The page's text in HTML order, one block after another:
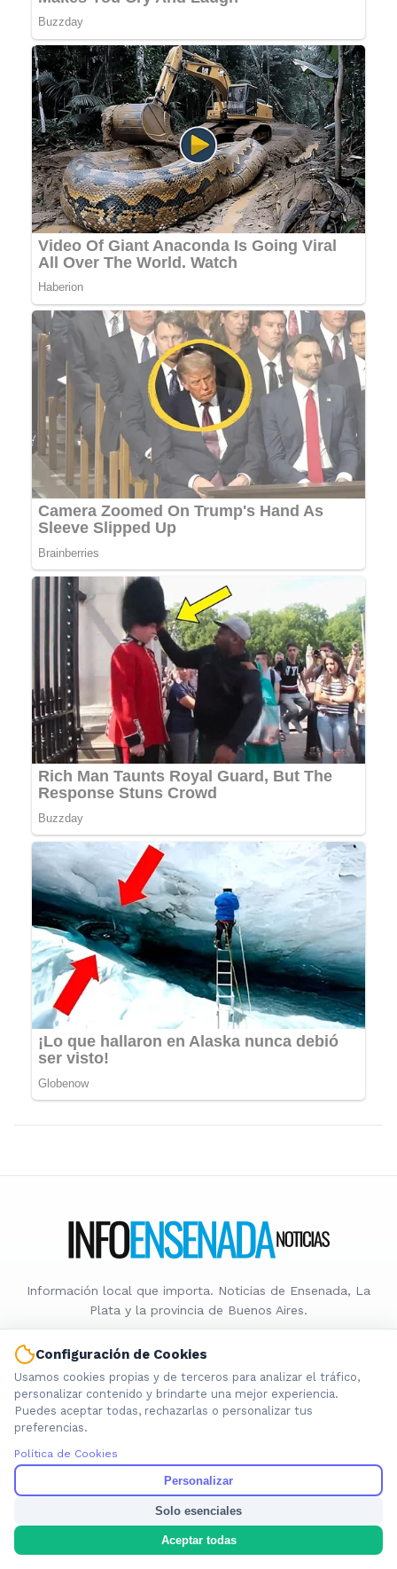
Información local que importa. Noticias de Ensenada, La
Plata y la provincia de Buenos Aires.
Nosotros
Términos
Política de Contenido
Configuración de Cookies
Usamos cookies propias y de terceros para analizar el tráfico,
personalizar contenido y brindarte una mejor experiencia.
Puedes aceptar todas, rechazarlas o personalizar tus
preferencias.
Política de Cookies
Personalizar
Solo esenciales
Aceptar todas